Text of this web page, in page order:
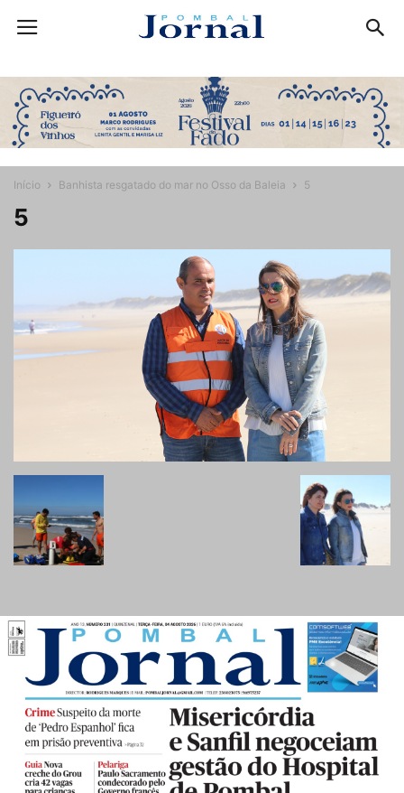
Início Banhista resgatado do mar no Osso da Baleia 5
5